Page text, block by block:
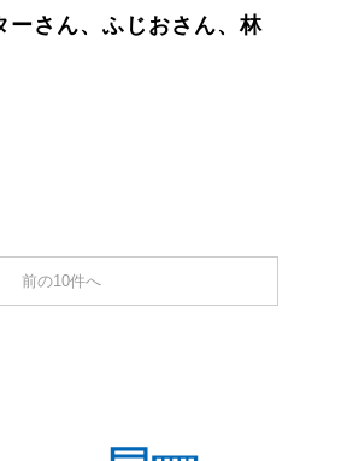
ーさん、ふじおさん、林
前の10件へ